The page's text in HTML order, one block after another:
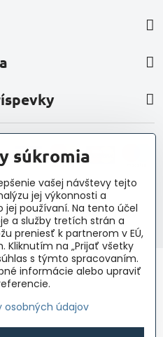
ochrany osobných údajov
BiznisWeb.sk
súkromia
vašej návštevy tejto
jej výkonnosti a
používaní. Na tento účel
a služby tretích strán a
preniesť k partnerom v EÚ,
Kliknutím na „Prijať všetky
s týmto spracovaním.
informácie alebo upraviť
osobných údajov